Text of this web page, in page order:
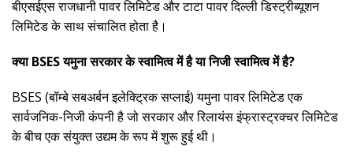
बीएसईएस राजधानी पावर लिमिटेड और टाटा पावर दिल्ली डिस्ट्रीब्यूशन
लिमिटेड के साथ संचालित होता है।
क्या BSES यमुना सरकार के स्वामित्व में है या निजी स्वामित्व में है?
BSES (बॉम्बे सबअर्बन इलेक्ट्रिक सप्लाई) यमुना पावर लिमिटेड एक
सार्वजनिक-निजी कंपनी है जो सरकार और रिलायंस इंफ्रास्ट्रक्चर लिमिटेड
के बीच एक संयुक्त उद्यम के रूप में शुरू हुई थी।